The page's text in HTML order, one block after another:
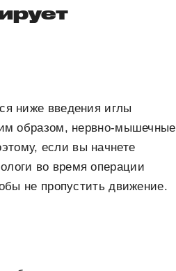
ниже введения иглы
образом, нервно-мышечные
если вы начнете
во время операции
не пропустить движение.